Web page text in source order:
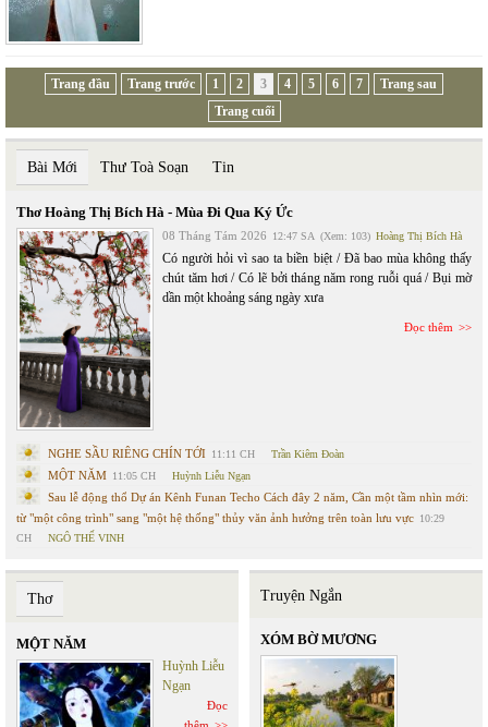
Trang đầu Trang trước 1 2 3 4 5 6 7
Trang sau
Trang cuối
Bài Mới Thư Toà Soạn Tin
Thơ Hoàng Thị Bích Hà - Mùa Đi Qua Ký Ức
08 Tháng Tám 2026 12:47 SA (Xem: 103) Hoàng Thị Bích Hà
Có người hỏi vì sao ta biền biệt / Đã bao mùa không thấy
chút tăm hơi / Có lẽ bởi tháng năm rong ruỗi quá / Bụi mờ
dần một khoảng sáng ngày xưa
Đọc thêm
NGHE SẦU RIÊNG CHÍN TỚI 11:11 CH Trần Kiêm Đoàn
MỘT NĂM 11:05 CH Huỳnh Liễu Ngạn
Sau lễ động thổ Dự án Kênh Funan Techo Cách đây 2 năm, Cần một tầm nhìn mới:
từ "một công trình" sang "một hệ thống" thủy văn ảnh hưởng trên toàn lưu vực 10:29
CH
NGÔ THẾ VINH
Thơ
MỘT NĂM
Huỳnh Liễu
Ngạn
Đọc
Truyện Ngắn
XÓM BỜ MƯƠNG